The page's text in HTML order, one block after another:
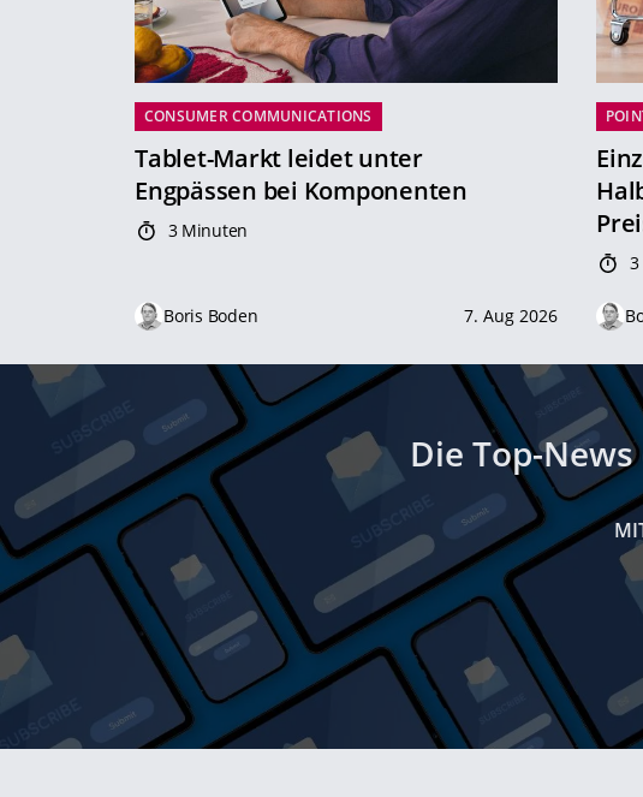
CONSUMER COMMUNICATIONS
Tablet-Markt leidet unter
Engpässen bei Komponenten
3 Minuten
Boris Boden 7. Aug 2026
Die Top-